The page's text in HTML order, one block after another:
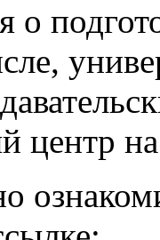
о
центр